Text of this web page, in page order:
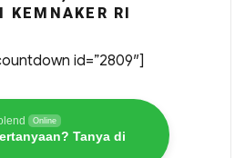
KEMNAKER RI
id=”2809″]
Online
Tanya di